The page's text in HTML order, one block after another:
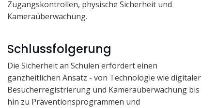
Zugangskontrollen, physische Sicherheit und
Kameraüberwachung.
Schlussfolgerung
Die Sicherheit an Schulen erfordert einen
ganzheitlichen Ansatz - von Technologie wie digitaler
Besucherregistrierung und Kameraüberwachung bis
hin zu Präventionsprogrammen und